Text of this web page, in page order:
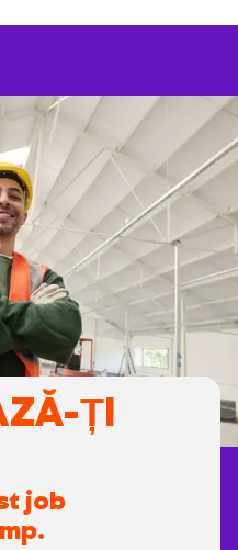
ȚI
job